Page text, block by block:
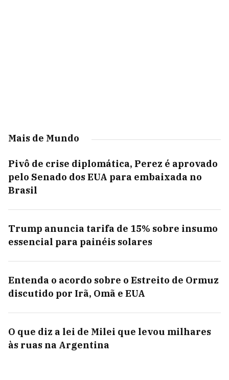
Mais de Mundo
Pivô de crise diplomática, Perez é aprovado
pelo Senado dos EUA para embaixada no
Brasil
Trump anuncia tarifa de 15% sobre insumo
essencial para painéis solares
Entenda o acordo sobre o Estreito de Ormuz
discutido por Irã, Omã e EUA
O que diz a lei de Milei que levou milhares
às ruas na Argentina